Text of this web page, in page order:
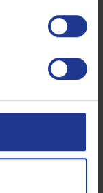
für Offroad-